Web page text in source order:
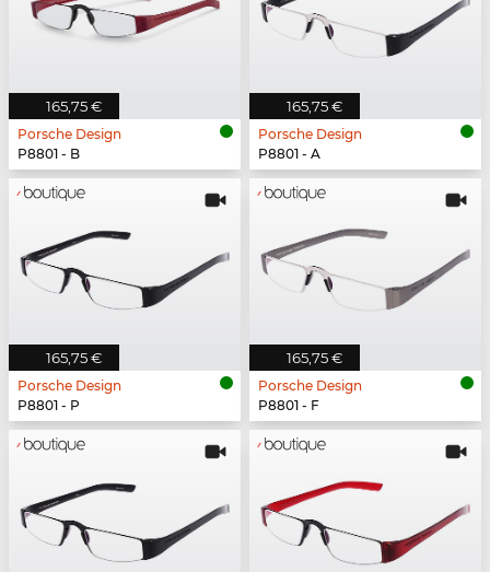
165,75 €
Porsche Design
P8801 - B
165,75 €
Porsche Design
P8801 - A
165,75 €
Porsche Design
P8801 - P
165,75 €
Porsche Design
P8801 - F